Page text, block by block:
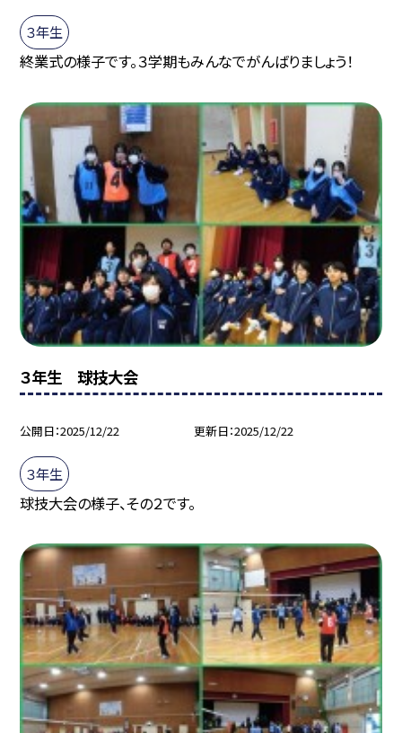
３年生
終業式の様子です。３学期もみんなでがんばりましょう！
３年生 球技大会
公開日 2025/12/22 更新日 2025/12/22
３年生
球技大会の様子、その２です。